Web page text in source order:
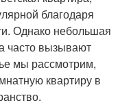
благодаря
Однако небольшая
часто вызывают
мы рассмотрим,
квартиру в